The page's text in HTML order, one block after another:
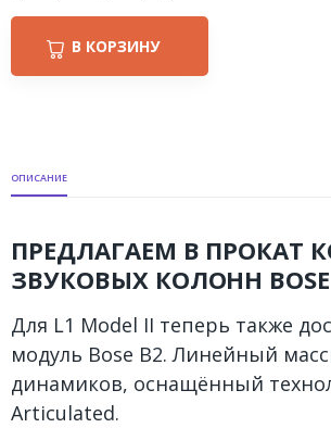
В КОРЗИНУ
ОПИСАНИЕ
ПРЕДЛАГАЕМ В ПРОКАТ
ЗВУКОВЫХ КОЛОНН BOSE
Для L1 Model II теперь также
модуль Bose B2. Линейный
динамиков, оснащённый
Articulated.